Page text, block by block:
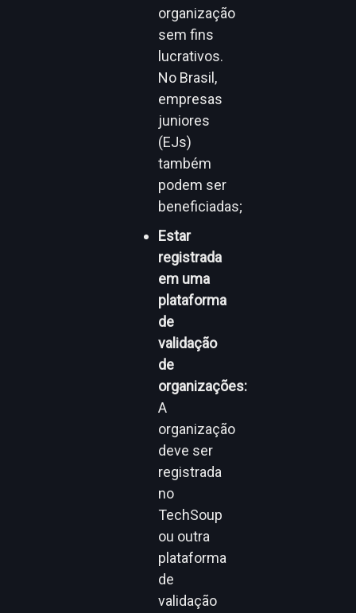
organização
sem fins
lucrativos.
No Brasil,
empresas
juniores
(EJs)
também
podem ser
beneficiadas;
Estar
registrada
em uma
plataforma
de
validação
de
organizações:
A
organização
deve ser
registrada
no
TechSoup
ou outra
plataforma
de
validação